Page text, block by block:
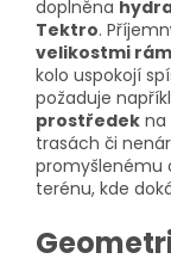
doplněna
Tektro.
velikostmi
kolo uspokojí
požaduje
prostředek na
trasách či
promyšlenému
terénu, kde